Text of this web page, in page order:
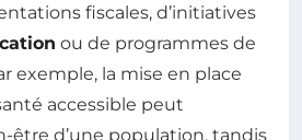
fiscales, d’initiatives
ou de programmes de
exemple, la mise en place
accessible peut
être d’une population, tandis